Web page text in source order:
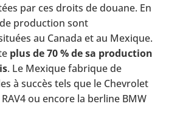
par ces droits de douane. En
production sont
au Canada et au Mexique.
plus de 70 % de sa production
. Le Mexique fabrique de
à succès tels que le Chevrolet
ou encore la berline BMW